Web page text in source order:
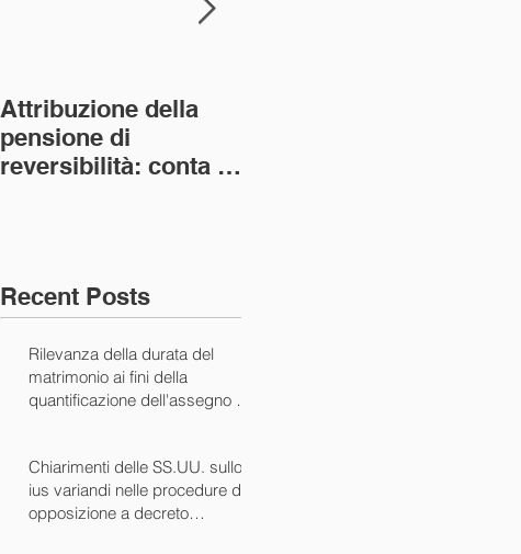
Attribuzione della
pensione di
reversibilità: conta la
Recent Posts
Rilevanza della durata del
matrimonio ai fini della
quantificazione dell'assegno di
Chiarimenti delle SS.UU. sullo
ius variandi nelle procedure di
opposizione a decreto